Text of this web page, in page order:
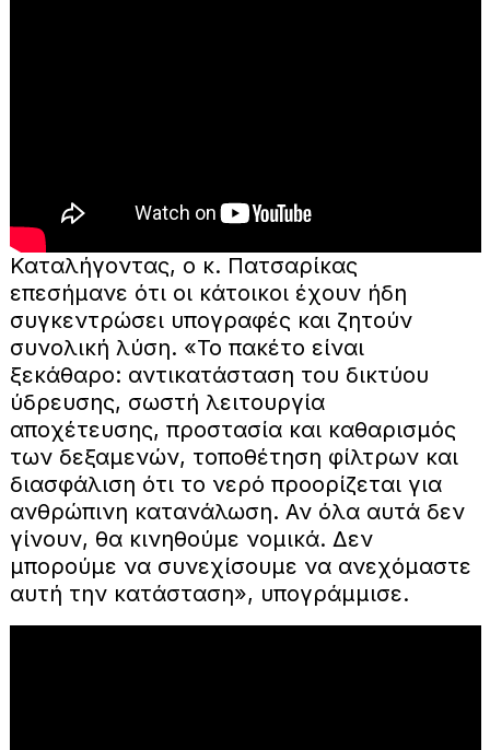
Καταλήγοντας, ο κ. Πατσαρίκας
επεσήμανε ότι οι κάτοικοι έχουν ήδη
συγκεντρώσει υπογραφές και ζητούν
συνολική λύση. «Το πακέτο είναι
ξεκάθαρο: αντικατάσταση του δικτύου
ύδρευσης, σωστή λειτουργία
αποχέτευσης, προστασία και καθαρισμός
των δεξαμενών, τοποθέτηση φίλτρων και
διασφάλιση ότι το νερό προορίζεται για
ανθρώπινη κατανάλωση. Αν όλα αυτά δεν
γίνουν, θα κινηθούμε νομικά. Δεν
μπορούμε να συνεχίσουμε να ανεχόμαστε
αυτή την κατάσταση», υπογράμμισε.